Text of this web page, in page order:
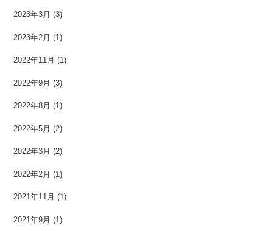
2023年3月 (3)
2023年2月 (1)
2022年11月 (1)
2022年9月 (3)
2022年8月 (1)
2022年5月 (2)
2022年3月 (2)
2022年2月 (1)
2021年11月 (1)
2021年9月 (1)